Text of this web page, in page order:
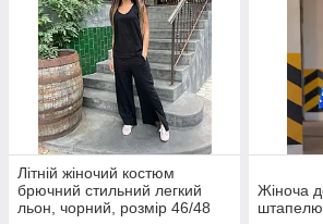
Літній жіночий костюм
брючний стильний легкий
льон, чорний, розмір 46/48
Жіноча